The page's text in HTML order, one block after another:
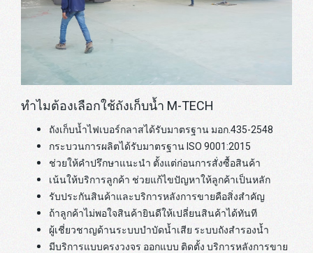
ทำไมต้องเลือกใช้ถังเก็บน้ำ M-TECH
ถังเก็บน้ำไฟเบอร์กลาสได้รับมาตรฐาน มอก.435-2548
กระบวนการผลิตได้รับมาตรฐาน ISO 9001:2015
ช่วยให้คำปรึกษาแนะนำ ตั้งแต่ก่อนการสั่งซื้อสินค้า
เน้นให้บริการลูกค้า ช่วยแก้ไขปัญหาให้ลูกค้าเป็นหลัก
รับประกันสินค้าและบริการหลังการขายคือสิ่งสำคัญ
ถ้าลูกค้าไม่พอใจสินค้ายินดีให้เปลี่ยนสินค้าได้ทันที
ผู้เชี่ยวชาญด้านระบบบำบัดน้ำเสีย ระบบถังสำรองน้ำ
มีบริการแบบครงวงจร ออกแบบ ติดตั้ง บริการหลังการขาย